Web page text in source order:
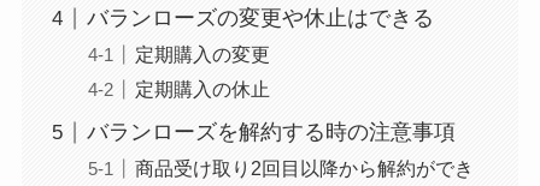
なにわサプリ
る方法ある？
バランローズの変更や休止はできる
定期購入の変更
定期購入の休止
バランローズを解約する時の注意事項
商品受け取り2回目以降から解約ができ